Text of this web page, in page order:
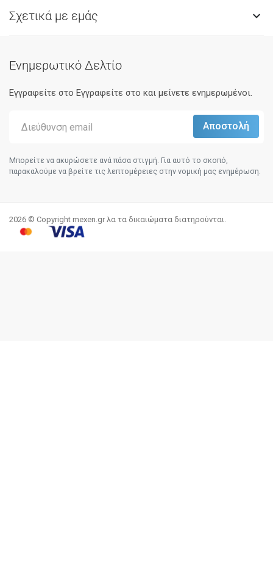
Σχετικά με εμάς 
Ενημερωτικό Δελτίο
Εγγραφείτε στο Eγγραφείτε στο και μείνετε ενημερωμένοι.
Μπορείτε να ακυρώσετε ανά πάσα στιγμή. Για αυτό το σκοπό,
παρακαλούμε να βρείτε τις λεπτομέρειες στην νομική μας ενημέρωση.
2026 © Copyright mexen.gr λα τα δικαιώματα διατηρούνται.